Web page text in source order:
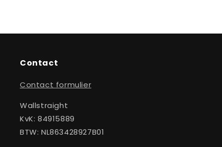
Contact
Contact formulier
Wallstraight
KvK: 84915889
BTW: NL863428927B01